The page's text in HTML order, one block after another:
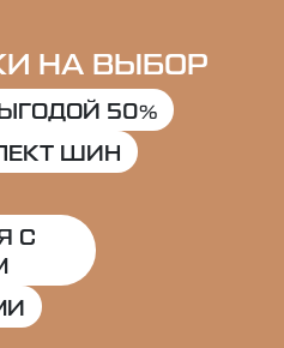
НА ВЫБОР
50%
ШИН
С